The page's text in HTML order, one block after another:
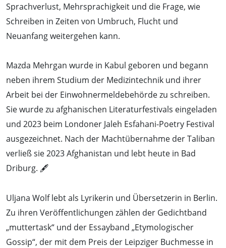
Sprachverlust, Mehrsprachigkeit und die Frage, wie
Schreiben in Zeiten von Umbruch, Flucht und
Neuanfang weitergehen kann.
Mazda Mehrgan wurde in Kabul geboren und begann
neben ihrem Studium der Medizintechnik und ihrer
Arbeit bei der Einwohnermeldebehörde zu schreiben.
Sie wurde zu afghanischen Literaturfestivals eingeladen
und 2023 beim Londoner Jaleh Esfahani-Poetry Festival
ausgezeichnet. Nach der Machtübernahme der Taliban
verließ sie 2023 Afghanistan und lebt heute in Bad
Driburg. 🖋️
Uljana Wolf lebt als Lyrikerin und Übersetzerin in Berlin.
Zu ihren Veröffentlichungen zählen der Gedichtband
„muttertask“ und der Essayband „Etymologischer
Gossip“, der mit dem Preis der Leipziger Buchmesse in